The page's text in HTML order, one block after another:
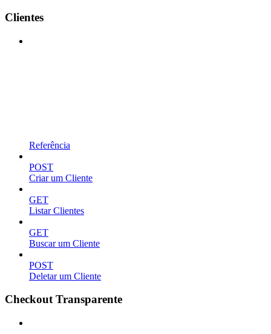
Clientes
Referência
POST
Criar um Cliente
GET
Listar Clientes
GET
Buscar um Cliente
POST
Deletar um Cliente
Checkout Transparente